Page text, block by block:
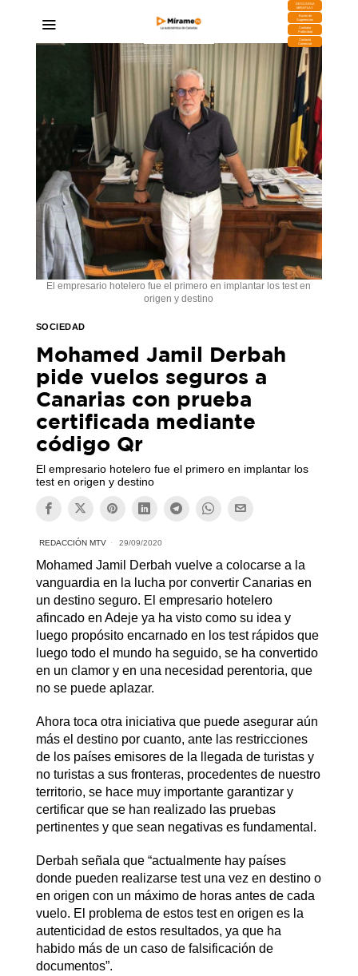
DESCARGA
MIRAPLAY
Buzón de
Sugerencias
Contratar
Publicidad
Contacto
Comercial
El empresario hotelero fue el primero en implantar los test en
origen y destino
SOCIEDAD
Mohamed Jamil Derbah
pide vuelos seguros a
Canarias con prueba
certificada mediante
código Qr
El empresario hotelero fue el primero en implantar los
test en origen y destino
REDACCIÓN MTV 29/09/2020
Mohamed Jamil Derbah vuelve a colocarse a la
vanguardia en la lucha por convertir Canarias en
un destino seguro. El empresario hotelero
afincado en Adeje ya ha visto como su idea y
luego propósito encarnado en los test rápidos que
luego todo el mundo ha seguido, se ha convertido
en un clamor y en una necesidad perentoria, que
no se puede aplazar.
Ahora toca otra iniciativa que puede asegurar aún
más el destino por cuanto, ante las restricciones
de los países emisores de la llegada de turistas y
no turistas a sus fronteras, procedentes de nuestro
territorio, se hace muy importante garantizar y
certificar que se han realizado las pruebas
pertinentes y que sean negativas es fundamental.
Derbah señala que “actualmente hay países
donde pueden realizarse test una vez en destino o
en origen con un máximo de horas antes de cada
vuelo. El problema de estos test en origen es la
autenticidad de estos resultados, ya que ha
habido más de un caso de falsificación de
documentos”.